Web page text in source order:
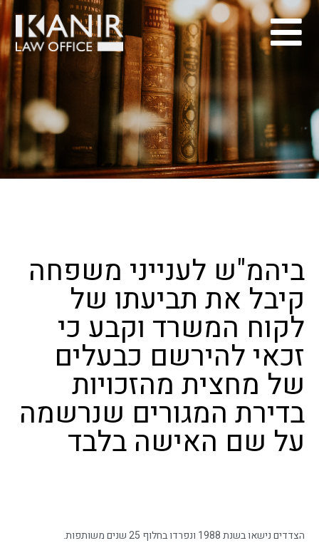
ביהמ"ש לענייני משפחה
קיבל את תביעתו של
לקוח המשרד וקבע כי
זכאי להירשם כבעלים
של מחצית מהזכויות
בדירת המגורים שנרשמה
על שם האישה בלבד
הצדדים נישאו בשנת 1988 ונפרדו בחלוף 25 שנים משותפות.